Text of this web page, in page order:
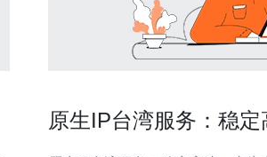
原生IP台湾服务：稳